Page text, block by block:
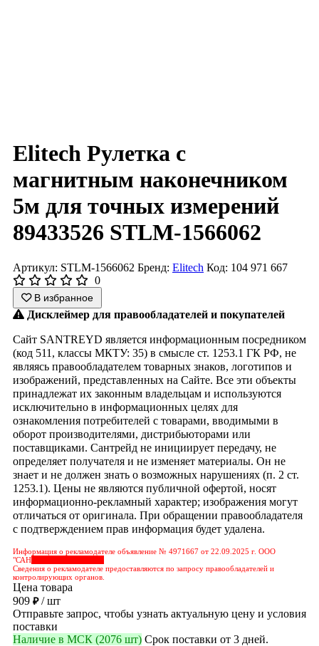
Elitech Рулетка с
магнитным наконечником
5м для точных измерений
89433526 STLM-1566062
Артикул: STLM-1566062 Бренд: Elitech Код: 104 971 667
0
В избранное
Дисклеймер для правообладателей и покупателей
Сайт SANTREYD является информационным посредником
(код 511, классы МКТУ: 35) в смысле ст. 1253.1 ГК РФ, не
являясь правообладателем товарных знаков, логотипов и
изображений, представленных на Сайте. Все эти объекты
принадлежат их законным владельцам и используются
исключительно в информационных целях для
ознакомления потребителей с товарами, вводимыми в
оборот производителями, дистрибьюторами или
поставщиками. Сантрейд не инициирует передачу, не
определяет получателя и не изменяет материалы. Он не
знает и не должен знать о возможных нарушениях (п. 2 ст.
1253.1). Цены не являются публичной офертой, носят
информационно-рекламный характер; изображения могут
отличаться от оригинала. При обращении правообладателя
с подтверждением прав информация будет удалена.
Информация о рекламодателе объявление № 4971667 от 22.09.2025 г. ООО
"САН
Сведения о рекламодателе предоставляются по запросу правообладателей и
контролирующих органов.
Цена товара
909 ₽/ шт
Отправьте запрос, чтобы узнать актуальную цену и условия
поставки
Наличие в МСК (2076 шт) Срок поставки от 3 дней.